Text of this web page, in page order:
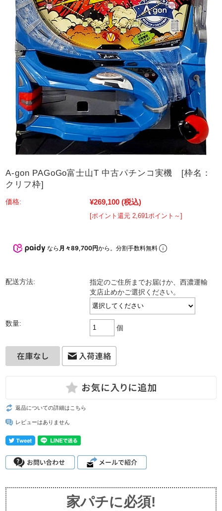
A-gon PAGoGo富士山T 中古パチンコ実機 [枠名：
クリフ枠]
価格: ¥269,100 (税込)
[ポイント還元 2,691ポイント～]
なら 月々89,700円から。分割手数料無料
配送方法:
指定のご住所までお届けか、西濃運輸
支店止めかご選択ください。
数量:
個
返品についての詳細はこちら
レビューはありません
家パチに必須!